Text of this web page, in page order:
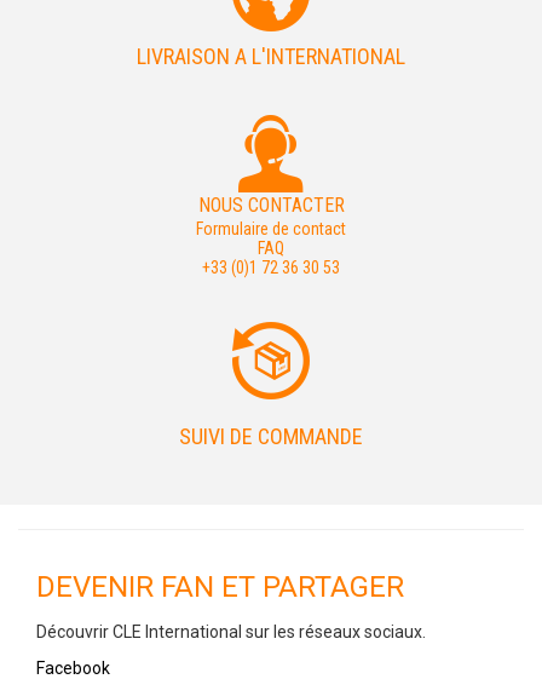
LIVRAISON A L'INTERNATIONAL
NOUS CONTACTER
Formulaire de contact
FAQ
+33 (0)1 72 36 30 53
SUIVI DE COMMANDE
DEVENIR FAN ET PARTAGER
Découvrir CLE International sur les réseaux sociaux.
Facebook